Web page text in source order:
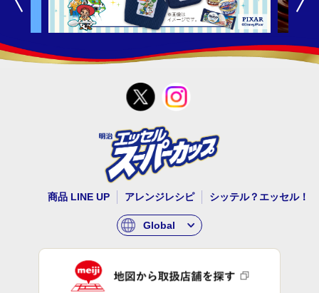
商品 LINE UP アレンジレシピ シッテル？エッセル！
Global